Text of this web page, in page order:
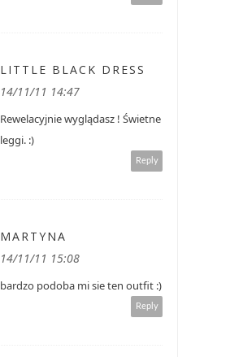
LITTLE BLACK DRESS
14/11/11 14:47
Rewelacyjnie wyglądasz ! Świetne
leggi. :)
Reply
MARTYNA
14/11/11 15:08
bardzo podoba mi sie ten outfit :)
Reply